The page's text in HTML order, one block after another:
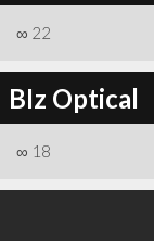
∞ 22
BIz Optical
∞ 18